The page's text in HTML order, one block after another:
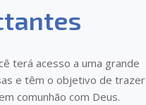
terá acesso a uma grande
e têm o objetivo de trazer
comunhão com Deus.